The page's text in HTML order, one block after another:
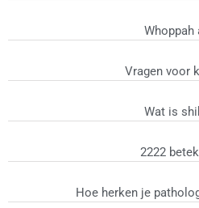
Whoppah
Vragen voor
Wat is
2222
Hoe herken je